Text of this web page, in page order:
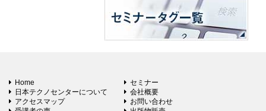
Home
セミナー
日本テクノセンターについて
会社概要
アクセスマップ
お問い合わせ